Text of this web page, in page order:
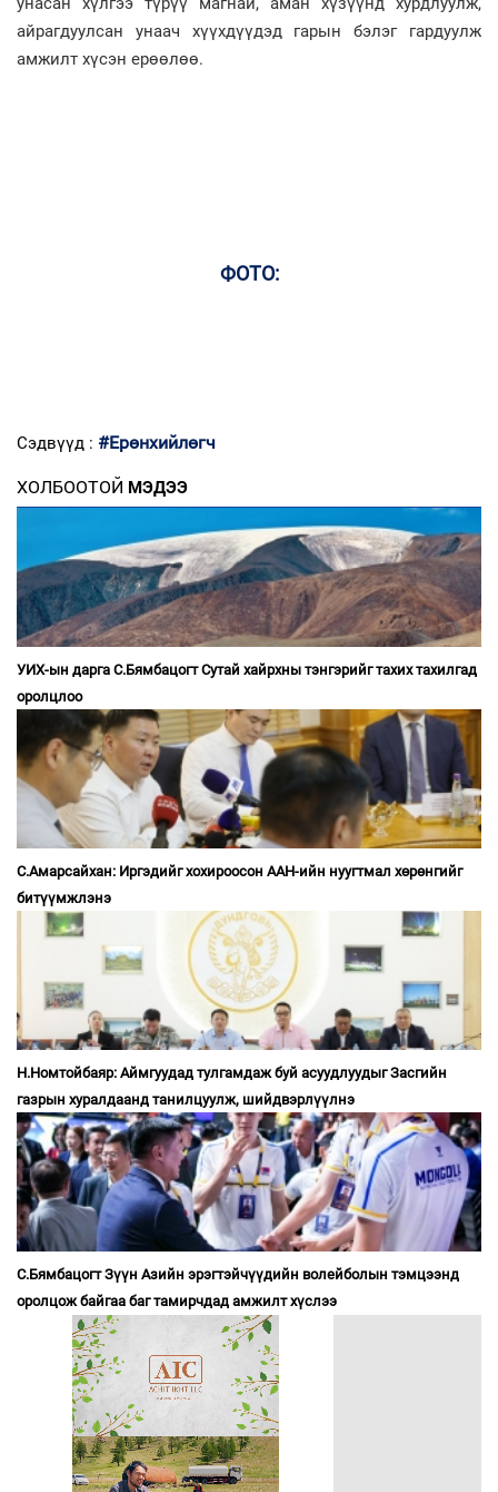
айрагдуулсан унаач хүүхдүүдэд гарын бэлэг гардуулж
амжилт хүсэн ерөөлөө.
ФОТО:
Сэдвүүд : #Ерөнхийлөгч
ХОЛБООТОЙ МЭДЭЭ
УИХ-ын дарга С.Бямбацогт Сутай хайрхны тэнгэрийг тахих тахилгад
оролцлоо
С.Амарсайхан: Иргэдийг хохироосон ААН-ийн нуугтмал хөрөнгийг
битүүмжлэнэ
Н.Номтойбаяр: Аймгуудад тулгамдаж буй асуудлуудыг Засгийн
газрын хуралдаанд танилцуулж, шийдвэрлүүлнэ
С.Бямбацогт Зүүн Азийн эрэгтэйчүүдийн волейболын тэмцээнд
оролцож байгаа баг тамирчдад амжилт хүслээ